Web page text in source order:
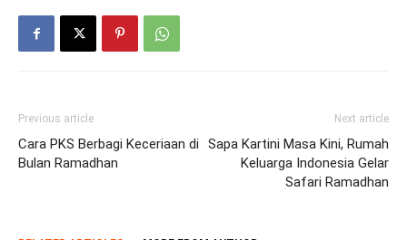
Previous article
Cara PKS Berbagi Keceriaan di
Bulan Ramadhan
Next article
Sapa Kartini Masa Kini, Rumah
Keluarga Indonesia Gelar
Safari Ramadhan